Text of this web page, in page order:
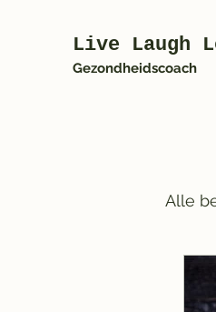
Live Laugh
Gezondheidscoach
Alle